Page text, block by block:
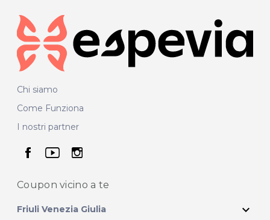
Chi siamo
Come Funziona
I nostri partner
seguici su facebook
seguici su youtube
seguici su instagram
Coupon vicino a te
Friuli Venezia Giulia expand_more